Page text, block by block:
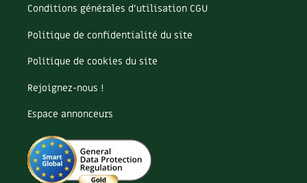
Purin
Recette
Récup'
Réparation
Reproduction
Restauration
Rocaille
Ronce (ou mûre de jardin)
Roquette
Conditions générales d’utilisation CGU
Politique de confidentialité du site
Politique de cookies du site
Rejoignez-nous !
Espace annonceurs